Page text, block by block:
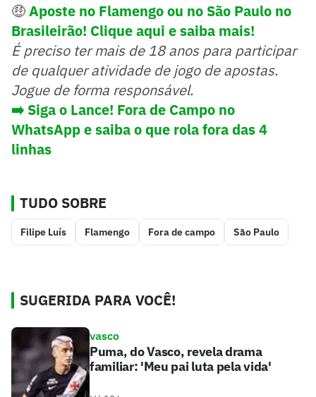
🤑Aposte no Flamengo ou no São Paulo no
Brasileirão! Clique aqui e saiba mais!
É preciso ter mais de 18 anos para participar
de qualquer atividade de jogo de apostas.
Jogue de forma responsável.
➡️ Siga o Lance! Fora de Campo no
WhatsApp e saiba o que rola fora das 4
linhas
TUDO SOBRE
Filipe Luís Flamengo Fora de campo São Paulo
SUGERIDA PARA VOCÊ!
vasco
Puma, do Vasco, revela drama
familiar: 'Meu pai luta pela vida'